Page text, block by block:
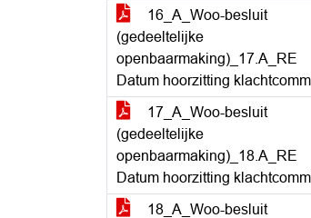
16_A_Woo-besluit
(gedeeltelijke
openbaarmaking)_17.A_RE
Datum hoorzitting
17_A_Woo-besluit
(gedeeltelijke
openbaarmaking)_18.A_RE
Datum hoorzitting
18_A_Woo-besluit